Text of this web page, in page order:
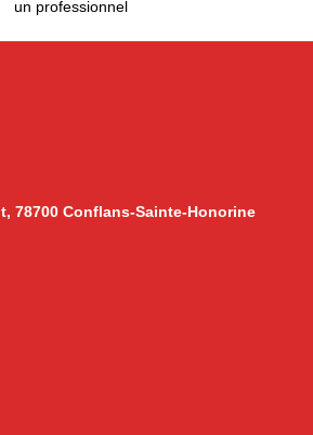
un professionnel
78700 Conflans-Sainte-Honorine